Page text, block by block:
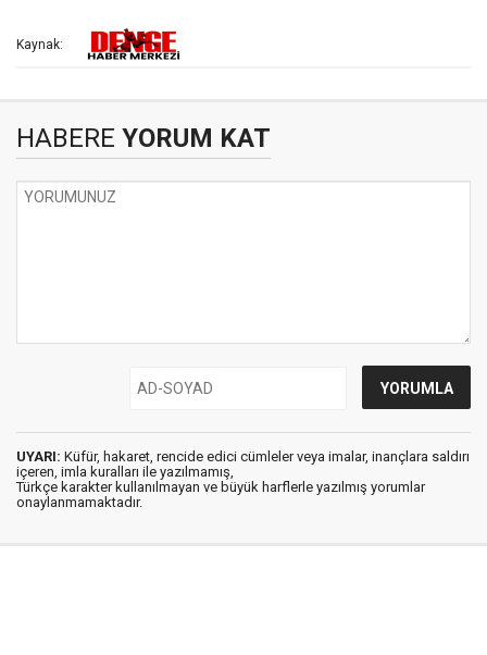
Kaynak:
HABERE YORUM KAT
UYARI: Küfür, hakaret, rencide edici cümleler veya imalar, inançlara saldırı
içeren, imla kuralları ile yazılmamış,
Türkçe karakter kullanılmayan ve büyük harflerle yazılmış yorumlar
onaylanmamaktadır.